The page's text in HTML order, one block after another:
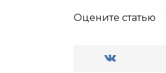
Оцените статью